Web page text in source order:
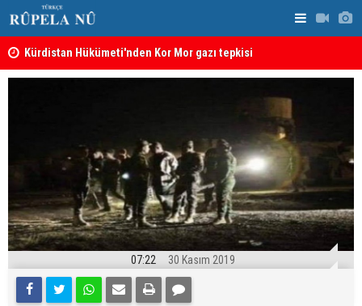
Kürdistan Hükümeti'nden Kor Mor gazı tepkisi
07:22 30 Kasım 2019